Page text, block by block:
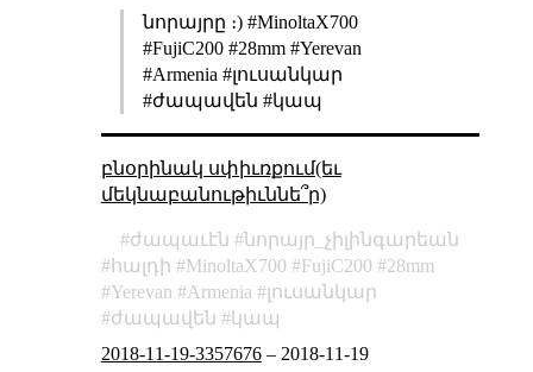
նորայրը ։) #MinoltaX700
#FujiC200 #28mm #Yerevan
#Armenia #լուսանկար
#ժապավեն #կապ
բնօրինակ սփիւռքում(եւ
մեկնաբանութիւննե՞ր)
ժապաւէն
նորայր_չիլինգարեան
հալդի
MinoltaX700 FujiC200
28mm
Yerevan
Armenia
լուսանկար
ժապավեն
կապ
2018-11-19-3357676– 2018-11-19